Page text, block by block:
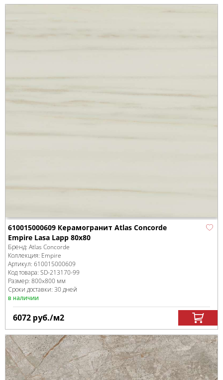
610015000609 Керамогранит Atlas Concorde
Empire Lasa Lapp 80x80
Бренд: Atlas Concorde
Коллекция: Empire
Артикул: 610015000609
Код товара: SD-213170-99
Размер: 800x800 мм
Сроки доставки: 30 дней
в наличии
6072 руб./м2